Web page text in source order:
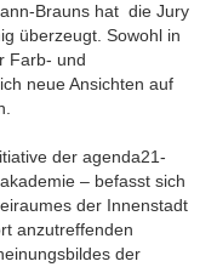
Brauns hat die Jury
überzeugt. Sowohl in
Farb- und
neue Ansichten auf
der agenda21-
– befasst sich
der Innenstadt
anzutreffenden
der